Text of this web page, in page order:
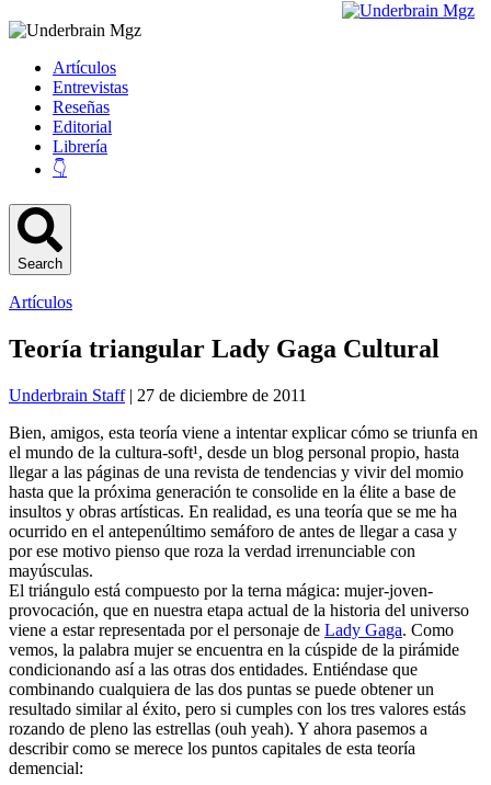
Artículos
Entrevistas
Reseñas
Editorial
Librería
👇
Search
Artículos
Teoría triangular Lady Gaga Cultural
Underbrain Staff| 27 de diciembre de 2011
Bien, amigos, esta teoría viene a intentar explicar cómo se triunfa en
el mundo de la cultura-soft¹, desde un blog personal propio, hasta
llegar a las páginas de una revista de tendencias y vivir del momio
hasta que la próxima generación te consolide en la élite a base de
insultos y obras artísticas. En realidad, es una teoría que se me ha
ocurrido en el antepenúltimo semáforo de antes de llegar a casa y
por ese motivo pienso que roza la verdad irrenunciable con
mayúsculas.
El triángulo está compuesto por la terna mágica: mujer-joven-
provocación, que en nuestra etapa actual de la historia del universo
viene a estar representada por el personaje de Lady Gaga. Como
vemos, la palabra mujer se encuentra en la cúspide de la pirámide
condicionando así a las otras dos entidades. Entiéndase que
combinando cualquiera de las dos puntas se puede obtener un
resultado similar al éxito, pero si cumples con los tres valores estás
rozando de pleno las estrellas (ouh yeah). Y ahora pasemos a
describir como se merece los puntos capitales de esta teoría
demencial: